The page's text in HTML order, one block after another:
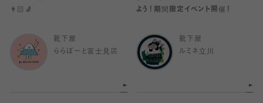
👨🏻🧦
靴下屋
ららぽーと富士見店
よう！期間限定イベント開催！
靴下屋
ルミネ立川